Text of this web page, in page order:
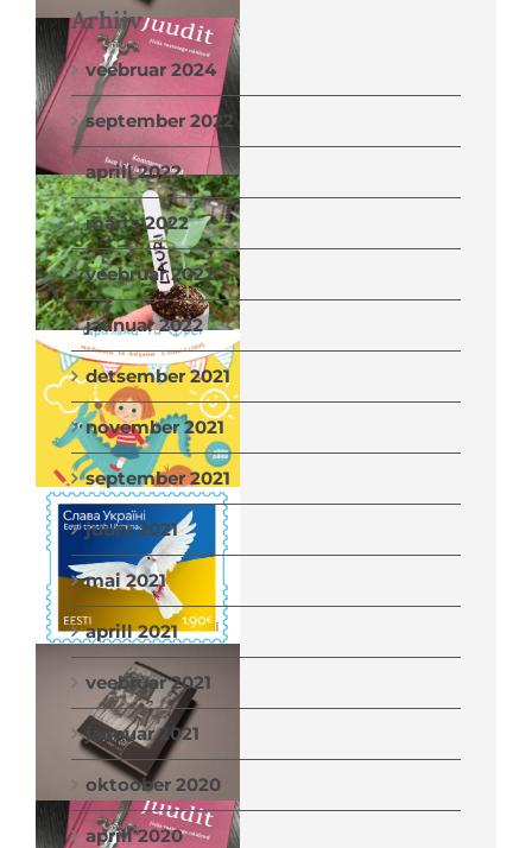
Arhiiv
veebruar 2024
september 2022
aprill 2022
märts 2022
veebruar 2022
jaanuar 2022
detsember 2021
november 2021
september 2021
juuni 2021
mai 2021
aprill 2021
veebruar 2021
jaanuar 2021
oktoober 2020
aprill 2020